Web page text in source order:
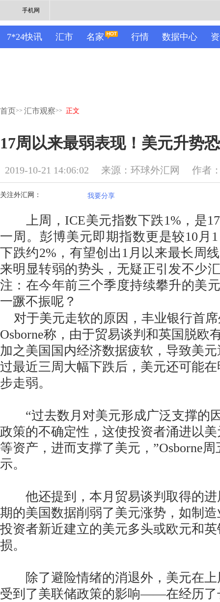
手机网
7*24快讯 汇市 名家 行情 数据中心
首页>> 汇市观察>> 正文
17周以来最弱表现！美元升势
2019-10-21 14:06:02 来源：环球外汇网 作者
关注外汇网： 我要分享
上周，ICE美元指数下跌1%，是
一周。彭博美元即期指数更是较10月
下跌约2%，有望创出1月以来最长周
来明显转弱的势头，无疑正引发不少
注：在今年前三个季度持续攀升的美
一蹶不振呢？
对于美元走软的原因，丰业银行首席
Osborne称，由于贸易谈判和英国脱欧
加之美国国内经济数据疲软，导致美
过最近三周大幅下跌后，美元还可能
步走弱。
“过去数月对美元形成广泛支撑的
政策的不确定性，这使投资者涌进以
等资产，进而支撑了美元，”Osborne
示。
他还提到，本月贸易谈判取得的进
期的美国数据削弱了美元涨势，如制
投资者新近建立的美元多头或欧元和
损。
除了避险情绪的消退外，美元在上
受到了美联储政策的影响——在经历了